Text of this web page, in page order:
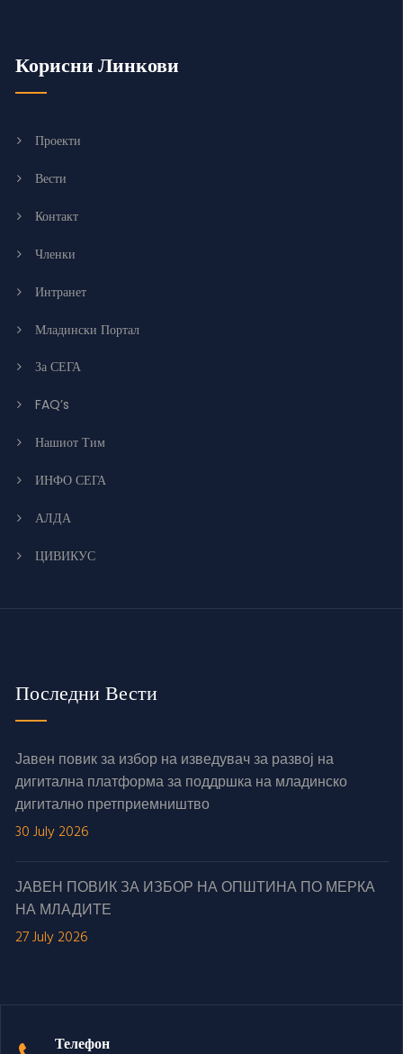
Корисни Линкови
Проекти
Вести
Контакт
Членки
Интранет
Младински Портал
За СЕГА
FAQ’s
Нашиот Тим
ИНФО СЕГА
АЛДА
ЦИВИКУС
Последни Вести
Јавен повик за избор на изведувач за развој на
дигитална платформа за поддршка на младинско
дигитално претприемништво
30 July 2026
ЈАВЕН ПОВИК ЗА ИЗБОР НА ОПШТИНА ПО МЕРКА
НА МЛАДИТЕ
27 July 2026
Телефон